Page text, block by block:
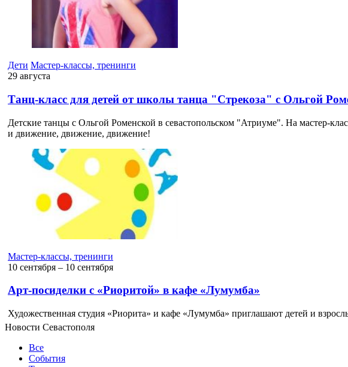
Дети Мастер-классы, тренинги
29 августа
Танц-класс для детей от школы танца "Стрекоза" с Ольгой
Детские танцы с Ольгой Роменской в севастопольском "Атриуме". На мастер-
и движение, движение, движение!
Мастер-классы, тренинги
10 сентября ‒ 10 сентября
Арт-посиделки с «Риоритой» в кафе «Лумумба»
Художественная студия «Риорита» и кафе «Лумумба» приглашают детей и
Новости Севастополя
Все
События